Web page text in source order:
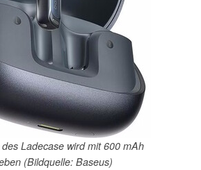
Ladecase wird mit 600 mAh
(Bildquelle: Baseus)